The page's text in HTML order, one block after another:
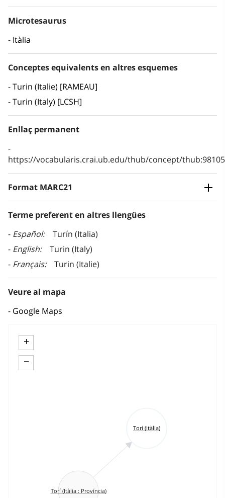
Microtesaurus
Itàlia
Conceptes equivalents en altres esquemes
Turin (Italie) [RAMEAU]
Turin (Italy) [LCSH]
Enllaç permanent
https://vocabularis.crai.ub.edu/thub/concept/
Format MARC21
Terme preferent en altres llengües
Español
Turín (Italia)
English
Turin (Italy)
Français
Turin (Italie)
Veure al mapa
Google Maps
+
−
Torí (Itàlia)
Torí (Itàlia : Província)